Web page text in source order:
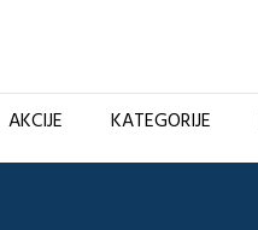
AKCIJE KATEGORIJE